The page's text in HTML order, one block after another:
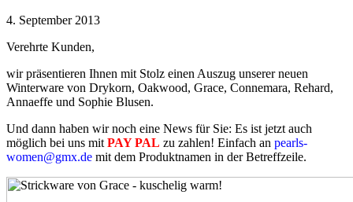
4. September 2013
Verehrte Kunden,
wir präsentieren Ihnen mit Stolz einen Auszug unserer neuen
Winterware von Drykorn, Oakwood, Grace, Connemara, Rehard,
Annaeffe und Sophie Blusen.
Und dann haben wir noch eine News für Sie: Es ist jetzt auch
möglich bei uns mit PAY PAL zu zahlen! Einfach an pearls-
women@gmx.de mit dem Produktnamen in der Betreffzeile.